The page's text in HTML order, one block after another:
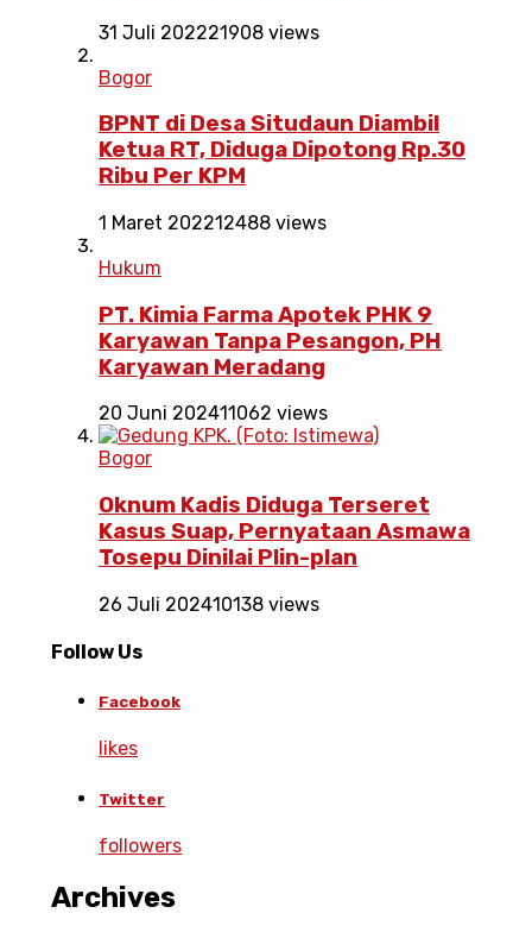
31 Juli 202221908 views
Bogor
BPNT di Desa Situdaun Diambil
Ketua RT, Diduga Dipotong Rp.30
Ribu Per KPM
1 Maret 202212488 views
Hukum
PT. Kimia Farma Apotek PHK 9
Karyawan Tanpa Pesangon, PH
Karyawan Meradang
20 Juni 202411062 views
Bogor
Oknum Kadis Diduga Terseret
Kasus Suap, Pernyataan Asmawa
Tosepu Dinilai Plin-plan
26 Juli 202410138 views
Follow Us
Facebook
likes
Twitter
followers
Archives